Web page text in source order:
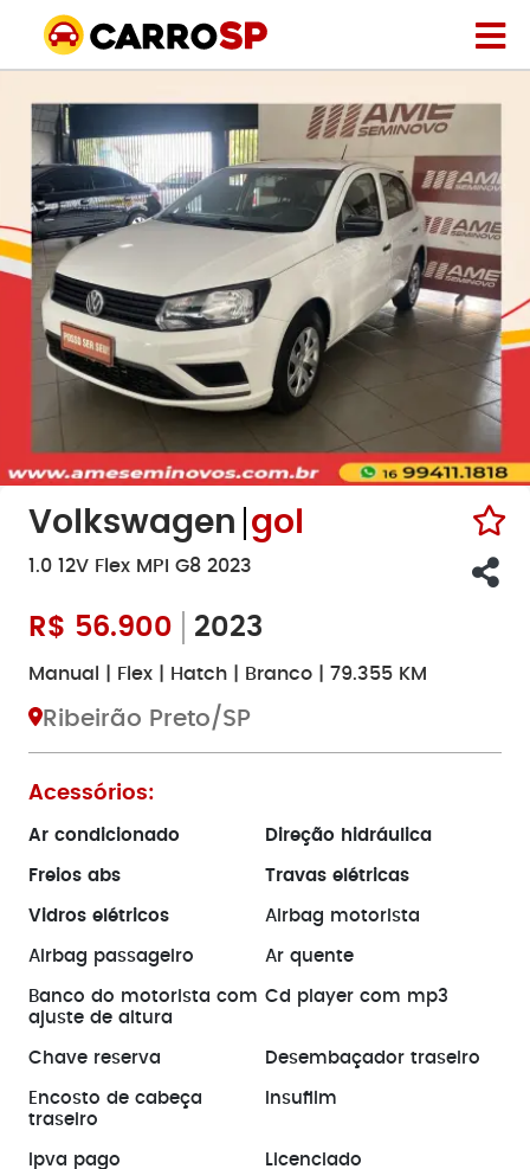
Volkswagen gol
1.0 12V Flex MPI G8 2023
R$ 56.900 2023
Manual | Flex | Hatch | Branco | 79.355 KM
Ribeirão Preto/SP
Acessórios:
Ar condicionado Direção hidráulica
Freios abs Travas elétricas
Vidros elétricos Airbag motorista
Airbag passageiro Ar quente
Banco do motorista com
ajuste de altura
Cd player com mp3
Chave reserva Desembaçador traseiro
Encosto de cabeça
traseiro
Insufilm
Ipva pago Licenciado